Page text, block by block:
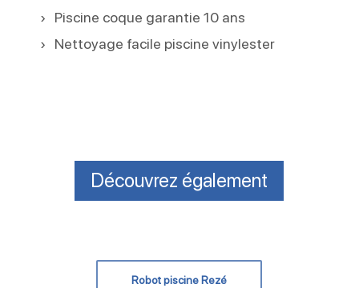
Piscine coque garantie 10 ans
Nettoyage facile piscine vinylester
Découvrez également
Robot piscine Rezé